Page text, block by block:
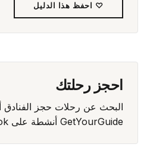
♡ احفظ هذا الدليل
احجز رحلتك
البحث عن رحلات حجز الفنادق
GetYourGuide أنشطة على Klook